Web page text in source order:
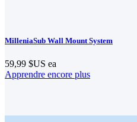
MilleniaSub Wall Mount System
59,99 $US ea
Apprendre encore plus